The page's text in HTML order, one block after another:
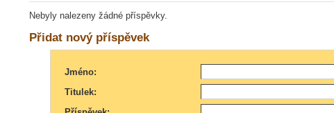
Nebyly nalezeny žádné příspěvky.
Přidat nový příspěvek
Jméno:
Titulek: